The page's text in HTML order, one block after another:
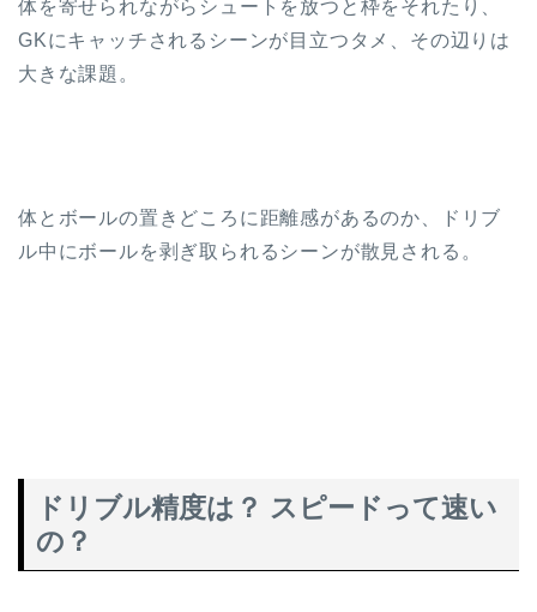
体を寄せられながらシュートを放つと枠をそれたり、
GKにキャッチされるシーンが目立つタメ、その辺りは
大きな課題。
体とボールの置きどころに距離感があるのか、ドリブ
ル中にボールを剥ぎ取られるシーンが散見される。
ドリブル精度は？ スピードって速い
の？